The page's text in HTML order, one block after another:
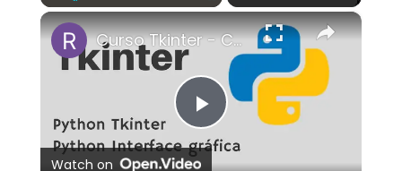
Play Unmute Fullscreen ×
Play
Curso Tkinter - Checkbutton #7
Watch on